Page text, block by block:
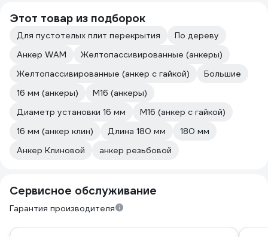
Этот товар из подборок
Для пустотелых плит перекрытия
По дереву
Анкер WAM
Желтопассивированные (анкеры)
Желтопассивированные (анкер с гайкой)
Большие
16 мм (анкеры)
М16 (анкеры)
Диаметр установки 16 мм
М16 (анкер с гайкой)
16 мм (анкер клин)
Длина 180 мм
180 мм
Анкер Клиновой
анкер резьбовой
Сервисное обслуживание
Гарантия производителя